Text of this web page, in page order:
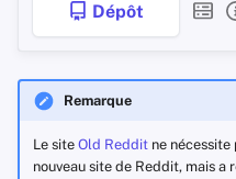
Dépôt
Remarque
Le site Old Redditne nécessite
nouveau site de Reddit, mais a